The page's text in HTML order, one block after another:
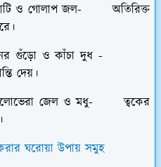
ও গোলাপ জল- অতিরিক্ত
গুঁড়ো ও কাঁচা দুধ -
দেয়।
জেল ও মধু- ত্বকের
ঘরোয়া উপায় সমুহ